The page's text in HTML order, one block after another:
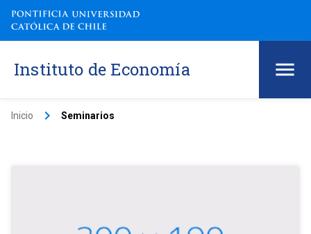
Instituto de Economía
Inicio keyboard_arrow_right Seminarios